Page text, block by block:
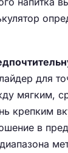
для
мягким,
крепким
в